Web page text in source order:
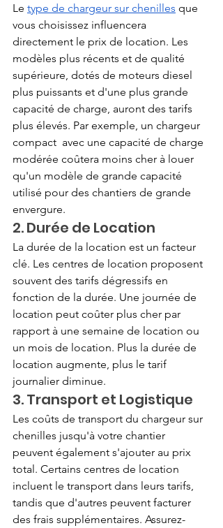
Le type de chargeur sur chenilles que
vous choisissez influencera
directement le prix de location. Les
modèles plus récents et de qualité
supérieure, dotés de moteurs diesel
plus puissants et d'une plus grande
capacité de charge, auront des tarifs
plus élevés. Par exemple, un chargeur
compact  avec une capacité de charge
modérée coûtera moins cher à louer
qu'un modèle de grande capacité
utilisé pour des chantiers de grande
envergure.
2. Durée de Location
La durée de la location est un facteur
clé. Les centres de location proposent
souvent des tarifs dégressifs en
fonction de la durée. Une journée de
location peut coûter plus cher par
rapport à une semaine de location ou
un mois de location. Plus la durée de
location augmente, plus le tarif
journalier diminue.
3. Transport et Logistique
Les coûts de transport du chargeur sur
chenilles jusqu'à votre chantier
peuvent également s'ajouter au prix
total. Certains centres de location
incluent le transport dans leurs tarifs,
tandis que d'autres peuvent facturer
des frais supplémentaires. Assurez-